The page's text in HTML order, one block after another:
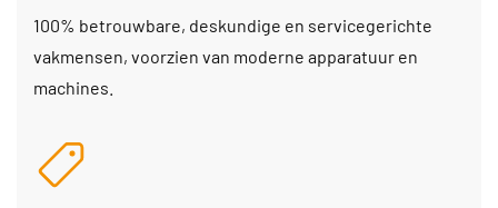
100% betrouwbare, deskundige en servicegerichte
vakmensen, voorzien van moderne apparatuur en
machines.